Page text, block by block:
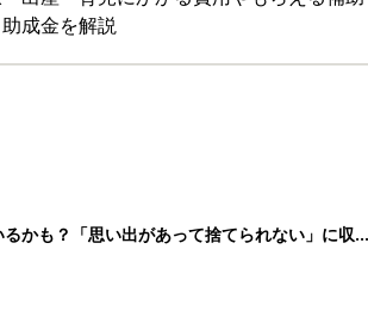
る「魔の3週目」って何？「魔の3カ月」もある